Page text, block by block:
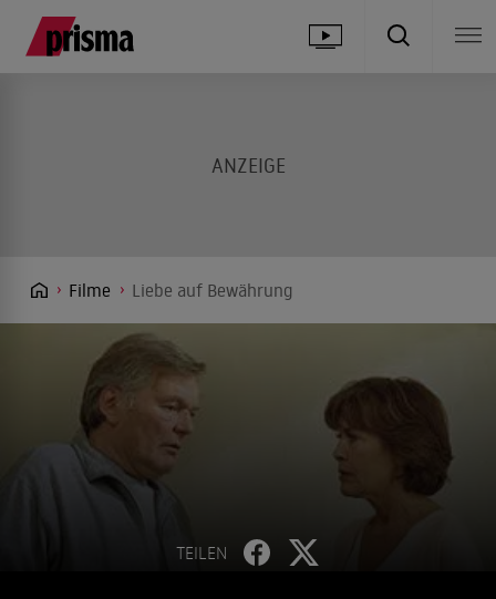
Filme Liebe auf Bewährung
TEILEN